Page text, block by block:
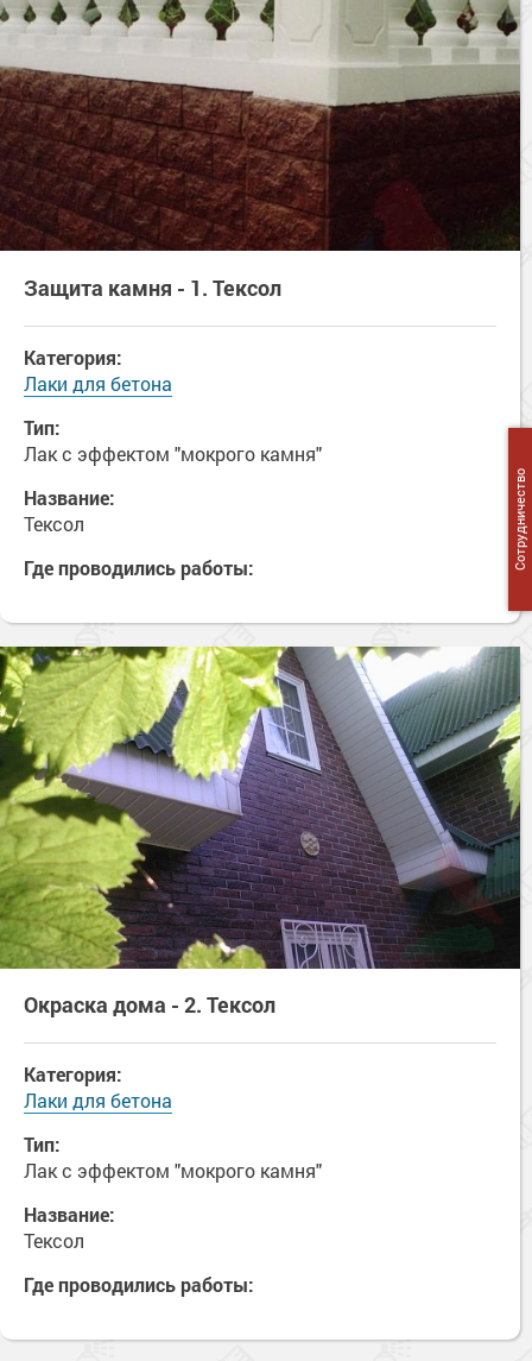
Защита камня - 1. Тексол
Категория:
Лаки для бетона
Тип:
Лак с эффектом "мокрого камня"
Название:
Тексол
Где проводились работы:
Окраска дома - 2. Тексол
Категория:
Лаки для бетона
Тип:
Лак с эффектом "мокрого камня"
Название:
Тексол
Где проводились работы:
Сотрудничество